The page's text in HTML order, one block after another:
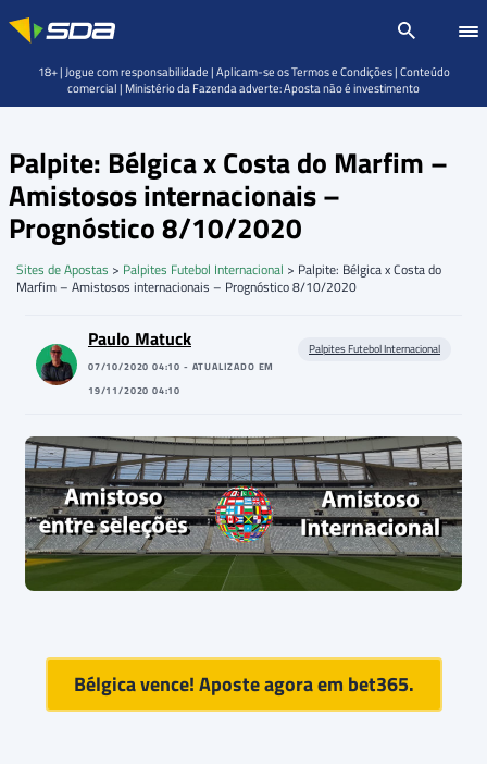
Palpite: Bélgica x Costa do Marfim –
Amistosos internacionais –
Prognóstico 8/10/2020
Sites de Apostas > Palpites Futebol Internacional > Palpite: Bélgica x Costa do
Marfim – Amistosos internacionais – Prognóstico 8/10/2020
Paulo Matuck
07/10/2020 04:10 - ATUALIZADO EM
19/11/2020 04:10
Palpites Futebol Internacional
Bélgica vence! Aposte agora em bet365.
18+ | Jogue com responsabilidade | Aplicam-se os Termos e Condições | Conteúdo
comercial | Ministério da Fazenda adverte: Aposta não é investimento